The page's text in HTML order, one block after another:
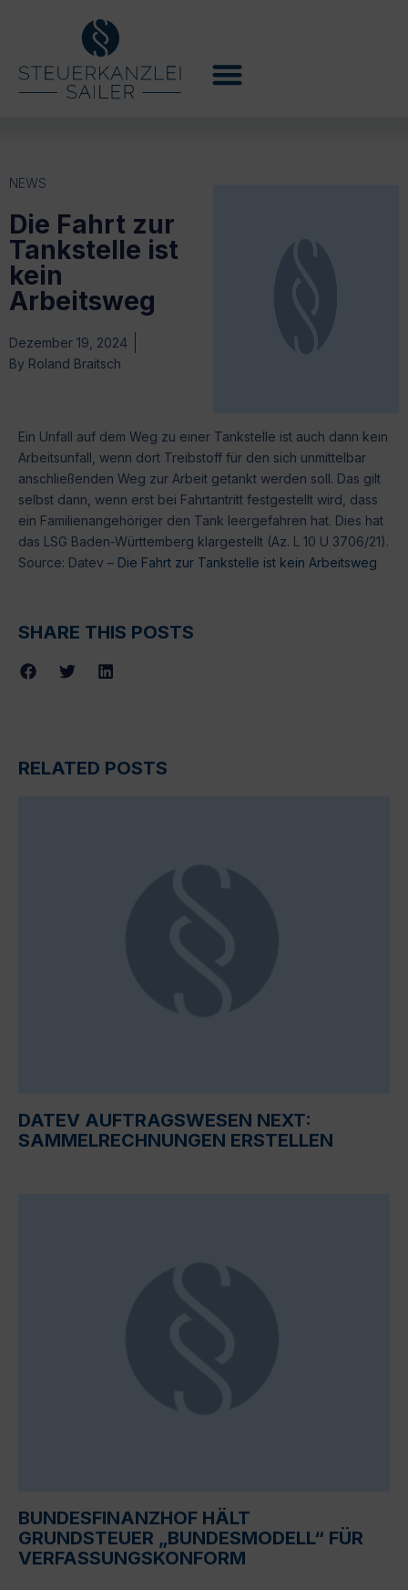
NEWS
Die Fahrt zur
Tankstelle ist
kein
Arbeitsweg
Dezember 19, 2024
By Roland Braitsch
Ein Unfall auf dem Weg zu einer Tankstelle ist auch dann kein
Arbeitsunfall, wenn dort Treibstoff für den sich unmittelbar
anschließenden Weg zur Arbeit getankt werden soll. Das gilt
selbst dann, wenn erst bei Fahrtantritt festgestellt wird, dass
ein Familienangehöriger den Tank leergefahren hat. Dies hat
das LSG Baden-Württemberg klargestellt (Az. L 10 U 3706/21).
Source: Datev – Die Fahrt zur Tankstelle ist kein Arbeitsweg
SHARE THIS POSTS
RELATED POSTS
DATEV AUFTRAGSWESEN NEXT:
SAMMELRECHNUNGEN ERSTELLEN
BUNDESFINANZHOF HÄLT
GRUNDSTEUER „BUNDESMODELL“ FÜR
VERFASSUNGSKONFORM